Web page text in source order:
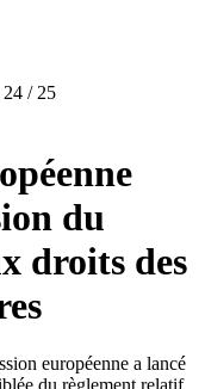
24 / 25
du
droits des
européenne a lancé
du règlement relatif